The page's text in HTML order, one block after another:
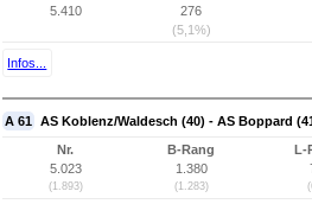
5.410
276
(5,1%)
Infos...
A 61 AS Koblenz/Waldesch (40) - AS Boppard
Nr.
5.023
(1.893)
B-Rang
1.380
(1.283)
L-